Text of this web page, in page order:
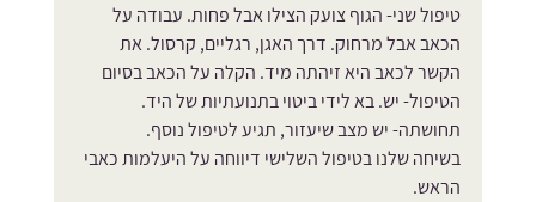
טיפול שני- הגוף צועק הצילו אבל פחות. עבודה על
הכאב אבל מרחוק. דרך האגן, רגליים, קרסול. את
הקשר לכאב היא זיהתה מיד. הקלה על הכאב בסיום
הטיפול- יש. בא לידי ביטוי בתנועתיות של היד.
תחושתה- יש מצב שיעזור, תגיע לטיפול נוסף.
בשיחה שלנו בטיפול השלישי דיווחה על היעלמות כאבי
הראש.